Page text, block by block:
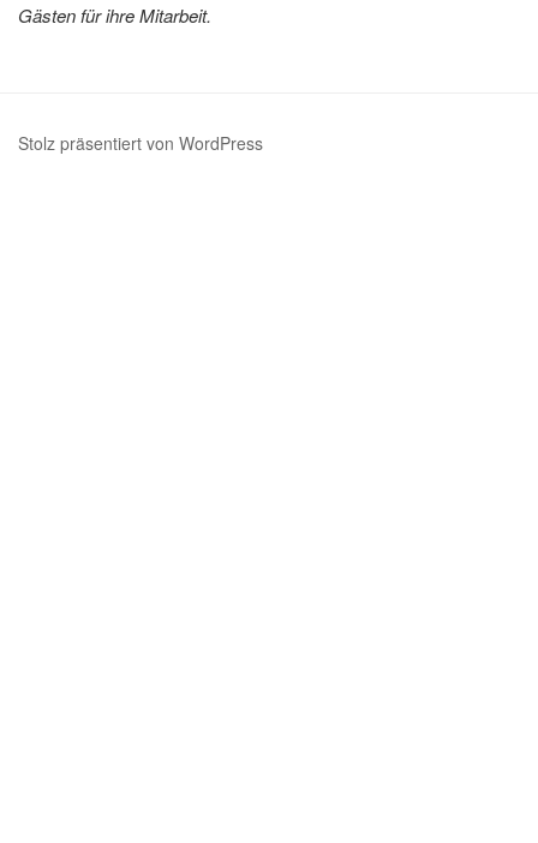
Gästen für ihre Mitarbeit.
Stolz präsentiert von WordPress